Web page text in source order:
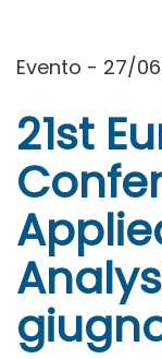
Evento - 27/
21st